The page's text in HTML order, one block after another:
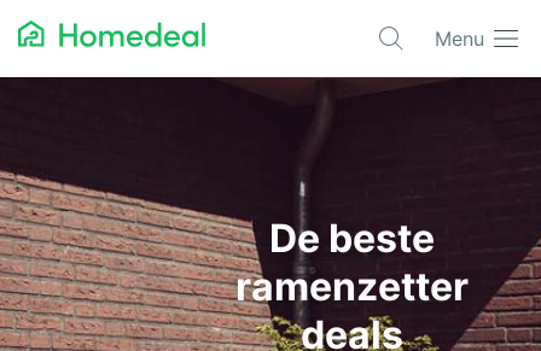
Menu
Airco
Alarmsystemen
Architect
De beste
ramenzetter
deals